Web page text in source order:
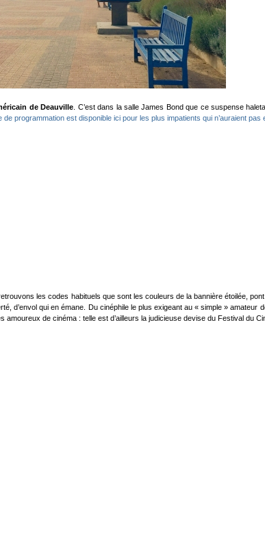
de Deauville . C’est dans la salle James Bond que ce suspense
de programmation est disponible ici pour les plus impatients qui n’auraient pas
les codes habituels que sont les couleurs de la bannière étoilée,
d’envol qui en émane. Du cinéphile le plus exigeant au « simple »
de cinéma : telle est d’ailleurs la judicieuse devise du Festival du